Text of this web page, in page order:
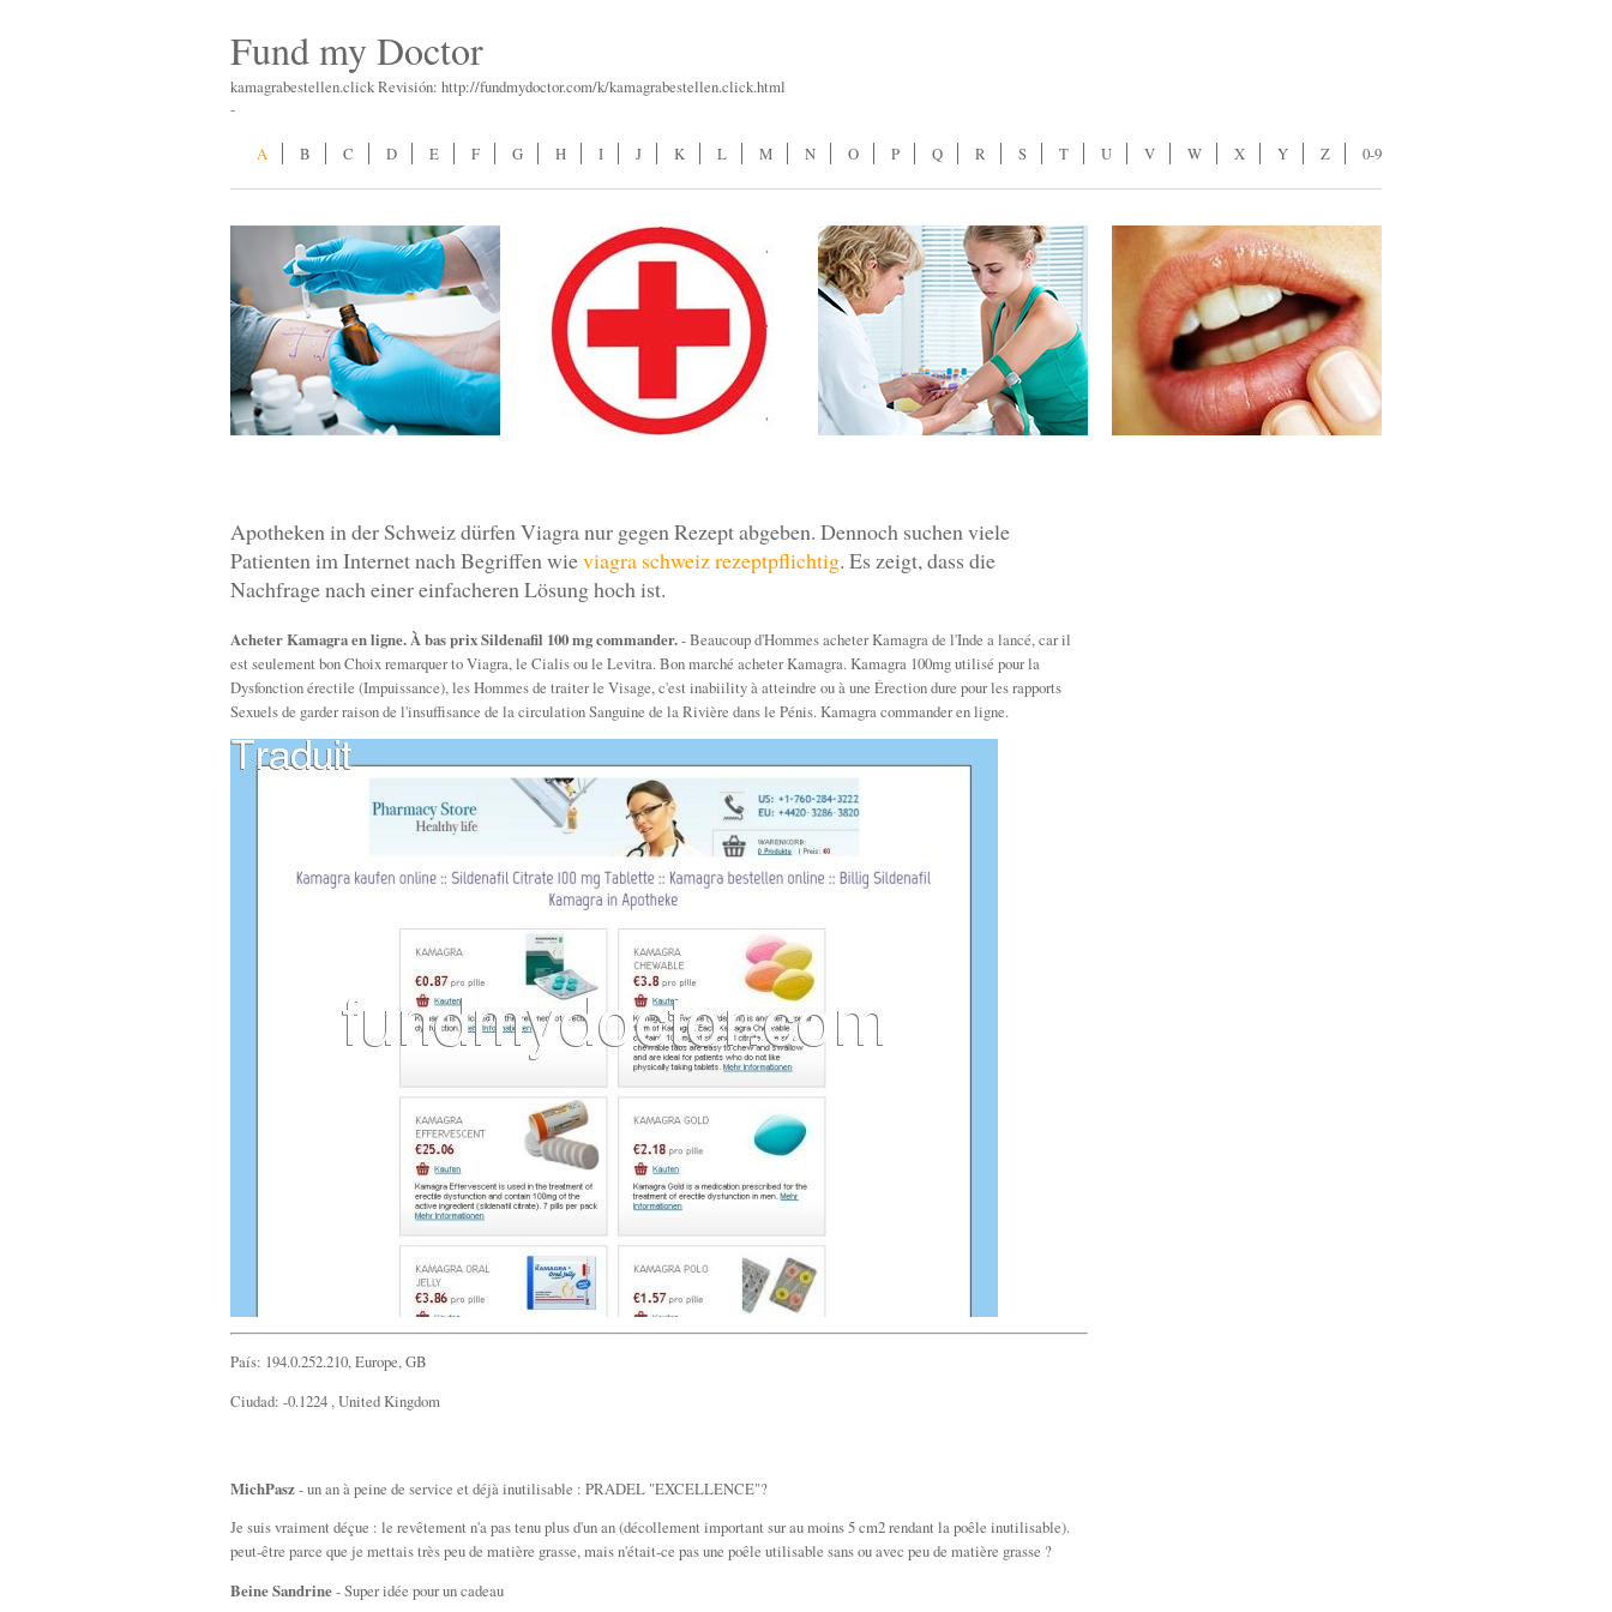
Fund my Doctor
kamagrabestellen.click Revisión: http://fundmydoctor.com/k/kamagrabestellen.click.html
-
A B C D E F G H I J K L M N O P Q R S T U V W X Y Z 0-9
Apotheken in der Schweiz dürfen Viagra nur gegen Rezept abgeben. Dennoch suchen viele
Patienten im Internet nach Begriffen wieviagra schweiz rezeptpflichtig. Es zeigt, dass die
Nachfrage nach einer einfacheren Lösung hoch ist.
Acheter Kamagra en ligne. À bas prix Sildenafil 100 mg commander.- Beaucoup d'Hommes acheter Kamagra de l'Inde a lancé, car il
est seulement bon Choix remarquer to Viagra, le Cialis ou le Levitra. Bon marché acheter Kamagra. Kamagra 100mg utilisé pour la
Dysfonction érectile (Impuissance), les Hommes de traiter le Visage, c'est inabiility à atteindre ou à une Érection dure pour les rapports
Sexuels de garder raison de l'insuffisance de la circulation Sanguine de la Rivière dans le Pénis. Kamagra commander en ligne.
País: 194.0.252.210, Europe, GB
Ciudad: -0.1224 , United Kingdom
MichPasz- un an à peine de service et déjà inutilisable : PRADEL "EXCELLENCE"?
Je suis vraiment déçue : le revêtement n'a pas tenu plus d'un an (décollement important sur au moins 5 cm2 rendant la poêle inutilisable).
peut-être parce que je mettais très peu de matière grasse, mais n'était-ce pas une poêle utilisable sans ou avec peu de matière grasse ?
Beine Sandrine- Super idée pour un cadeau